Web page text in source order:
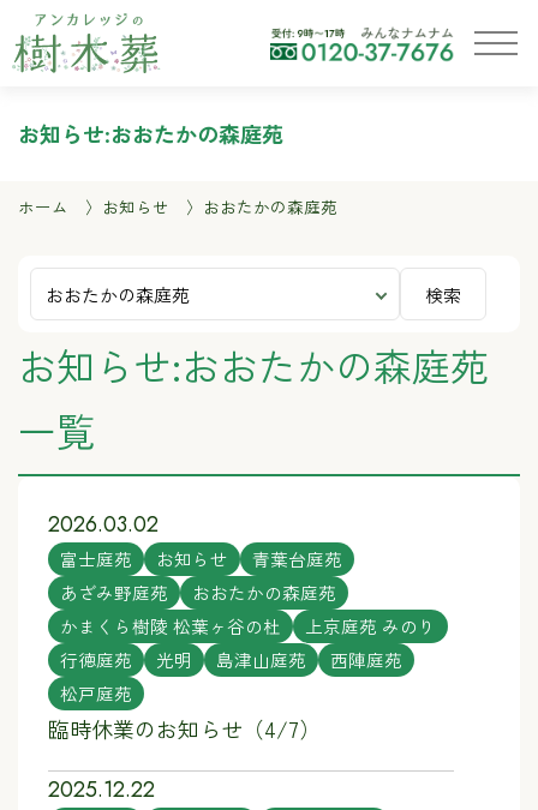
お知らせ:おおたかの森庭苑
ホーム お知らせ おおたかの森庭苑
検索
お知らせ:おおたかの森庭苑
一覧
2026.03.02
富士庭苑 お知らせ
青葉台庭苑
あざみ野庭苑
おおたかの森庭苑
かまくら樹陵 松葉ヶ谷の杜
上京庭苑 みのり
行徳庭苑
光明 島津山庭苑
西陣庭苑
松戸庭苑
臨時休業のお知らせ（4/7）
2025.12.22